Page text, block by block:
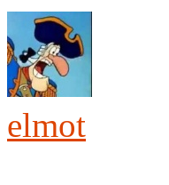
elmot